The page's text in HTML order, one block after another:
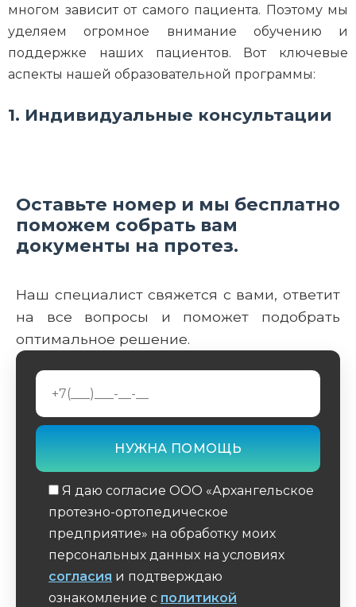
многом зависит от самого пациента. Поэтому мы
уделяем огромное внимание обучению и
поддержке наших пациентов. Вот ключевые
аспекты нашей образовательной программы:
1. Индивидуальные консультации
Оставьте номер и мы бесплатно
поможем собрать вам
документы на протез.
Наш специалист свяжется с вами, ответит
на все вопросы и поможет подобрать
оптимальное решение.
Я даю согласие ООО «Архангельское
протезно-ортопедическое
предприятие» на обработку моих
персональных данных на условиях
согласия и подтверждаю
ознакомление с политикой